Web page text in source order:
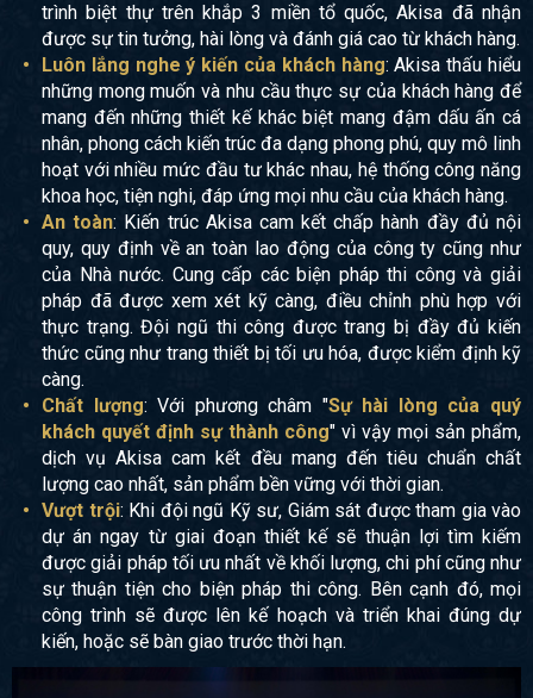
trình biệt thự trên khắp 3 miền tổ quốc, Akisa đã nhận
được sự tin tưởng, hài lòng và đánh giá cao từ khách hàng.
Luôn lắng nghe ý kiến của khách hàng: Akisa thấu hiểu
những mong muốn và nhu cầu thực sự của khách hàng để
mang đến những thiết kế khác biệt mang đậm dấu ấn cá
nhân, phong cách kiến trúc đa dạng phong phú, quy mô linh
hoạt với nhiều mức đầu tư khác nhau, hệ thống công năng
khoa học, tiện nghi, đáp ứng mọi nhu cầu của khách hàng.
An toàn: Kiến trúc Akisa cam kết chấp hành đầy đủ nội
quy, quy định về an toàn lao động của công ty cũng như
của Nhà nước. Cung cấp các biện pháp thi công và giải
pháp đã được xem xét kỹ càng, điều chỉnh phù hợp với
thực trạng. Đội ngũ thi công được trang bị đầy đủ kiến
thức cũng như trang thiết bị tối ưu hóa, được kiểm định kỹ
càng.
Chất lượng: Với phương châm "Sự hài lòng của quý
khách quyết định sự thành công" vì vậy mọi sản phẩm,
dịch vụ Akisa cam kết đều mang đến tiêu chuẩn chất
lượng cao nhất, sản phẩm bền vững với thời gian.
Vượt trội: Khi đội ngũ Kỹ sư, Giám sát được tham gia vào
dự án ngay từ giai đoạn thiết kế sẽ thuận lợi tìm kiếm
được giải pháp tối ưu nhất về khối lượng, chi phí cũng như
sự thuận tiện cho biện pháp thi công. Bên cạnh đó, mọi
công trình sẽ được lên kế hoạch và triển khai đúng dự
kiến, hoặc sẽ bàn giao trước thời hạn.